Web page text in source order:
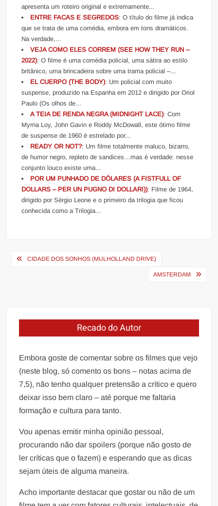
apresenta um roteiro original e extremamente...
ENTRE FACAS E SEGREDOS: O título do filme já indica
que se trata de uma comédia, embora em tons dramáticos.
Na verdade,...
VEJA COMO ELES CORREM (SEE HOW THEY RUN –
2022): O filme é uma comédia policial, uma sátira ao estilo
britânico, uma brincadeira sobre uma trama policial –...
EL CUERPO (THE BODY): Um policial com muito
suspense, produzido na Espanha em 2012 e dirigido por Oriol
Paulo (Os olhos de...
A TEIA DE RENDA NEGRA (MIDNIGHT LACE): Com
Myrna Loy, John Gavin e Roddy McDowall, este ótimo filme
de suspense de 1960 é estrelado por...
READY OR NOT?: Um filme totalmente maluco, bizarro,
de humor negro, repleto de sandices…mas é verdade: nesse
conjunto louco existe uma...
POR UM PUNHADO DE DÓLARES (A FISTFULL OF
DOLLARS – PER UN PUGNO DI DOLLARI)): Filme de 1964,
dirigido por Sérgio Leone e o primeiro da trilogia que ficou
conhecida como a Trilogia...
Navegação
CIDADE DOS SONHOS (MULHOLLAND DRIVE)
AMSTERDAM
Recado do Autor
Embora goste de comentar sobre os filmes que vejo
(neste blog, só comento os bons – notas acima de
7,5), não tenho qualquer pretensão a crítico e quero
deixar isso bem claro – até porque me faltaria
formação e cultura para tanto.
Vou apenas emitir minha opinião pessoal,
procurando não dar spoilers (porque não gosto de
ler críticas que o fazem) e esperando que as dicas
sejam úteis de alguma maneira.
Acho importante destacar que gostar ou não de um